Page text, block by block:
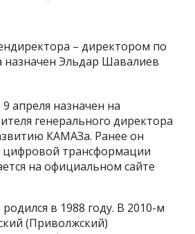
апреля назначен на
генерального директора
КАМАЗа. Ранее он
цифровой трансформации
на официальном сайте
в 1988 году. В 2010-м
(Приволжский)